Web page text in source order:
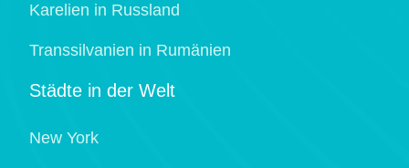
Karelien in Russland
Transsilvanien in Rumänien
Städte in der Welt
New York